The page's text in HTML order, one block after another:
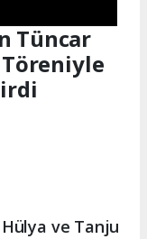
Tüncar
ve Tanju